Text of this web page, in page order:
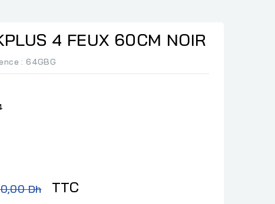
4 FEUX 60CM NOIR
: 64GBG
Dh TTC